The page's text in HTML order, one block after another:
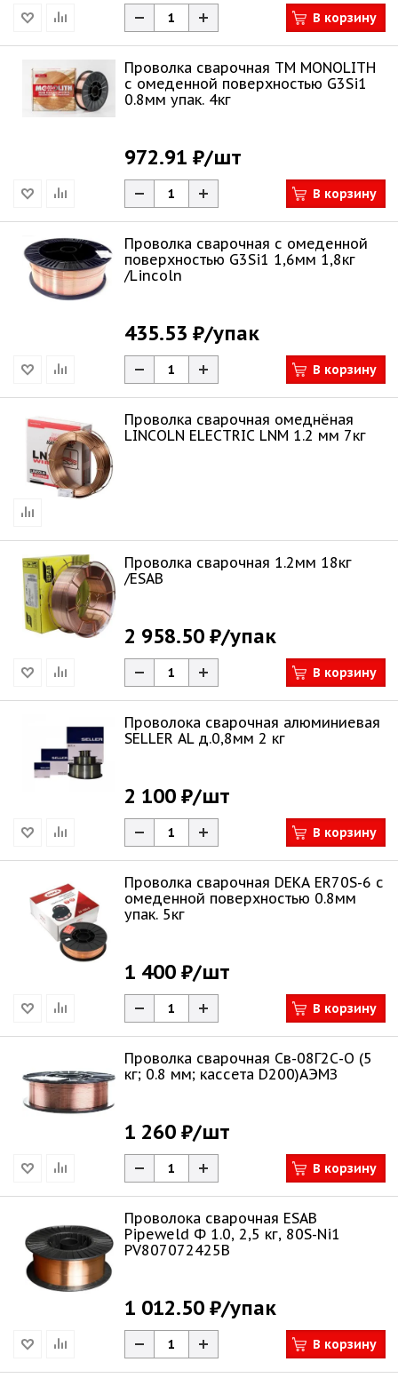
В корзину
Проволка сварочная TM MONOLITH
с омеденной поверхностью G3Si1
0.8мм упак. 4кг
972.91 ₽/шт
В корзину
Проволка сварочная с омеденной
поверхностью G3Si1 1,6мм 1,8кг
/Lincoln
435.53 ₽/упак
В корзину
Проволка сварочная омеднёная
LINCOLN ELECTRIC LNM 1.2 мм 7кг
Проволка сварочная 1.2мм 18кг
/ESAB
2 958.50 ₽/упак
В корзину
Проволока сварочная алюминиевая
SELLER AL д.0,8мм 2 кг
2 100 ₽/шт
В корзину
Проволка сварочная DEKA ER70S-6 с
омеденной поверхностью 0.8мм
упак. 5кг
1 400 ₽/шт
В корзину
Проволка сварочная Св-08Г2С-О (5
кг; 0.8 мм; кассета D200)АЭМЗ
1 260 ₽/шт
В корзину
Проволока сварочная ESAB
Pipeweld Ф 1.0, 2,5 кг, 80S-Ni1
PV807072425B
1 012.50 ₽/упак
В корзину